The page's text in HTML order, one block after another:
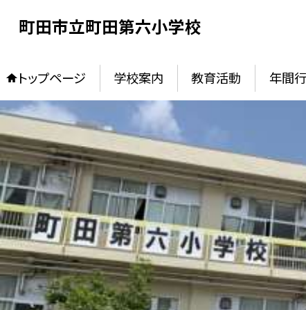
町田市立町田第六小学校
トップページ 学校案内 教育活動 年間